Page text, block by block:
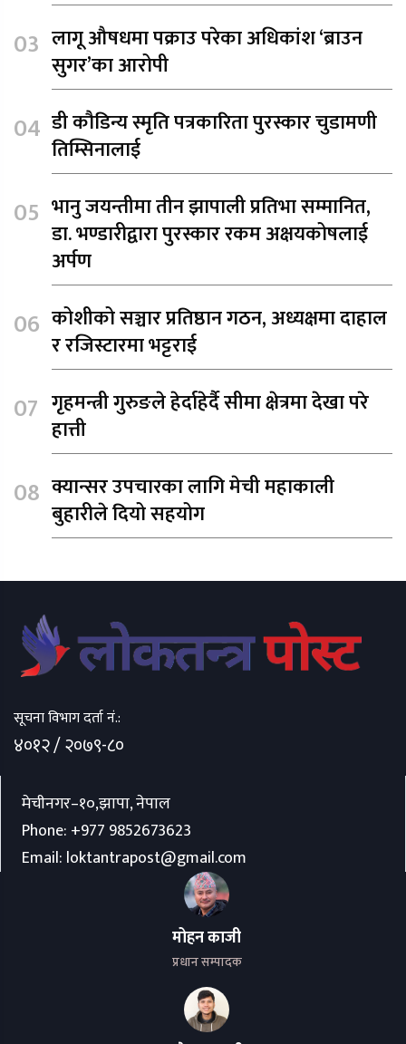
लागू औषधमा पक्राउ परेका अधिकांश ‘ब्राउन
सुगर’का आरोपी
डी कौडिन्य स्मृति पत्रकारिता पुरस्कार चुडामणी
तिम्सिनालाई
भानु जयन्तीमा तीन झापाली प्रतिभा सम्मानित,
डा. भण्डारीद्वारा पुरस्कार रकम अक्षयकोषलाई
अर्पण
कोशीको सञ्चार प्रतिष्ठान गठन, अध्यक्षमा दाहाल
र रजिस्टारमा भट्टराई
गृहमन्त्री गुरुङले हेर्दाहेर्दै सीमा क्षेत्रमा देखा परे
हात्ती
क्यान्सर उपचारका लागि मेची महाकाली
बुहारीले दियो सहयोग
सूचना विभाग दर्ता नं.:
४०१२ / २०७९-८०
मेचीनगर–१०,झापा, नेपाल
Phone: +977 9852673623
Email: loktantrapost@gmail.com
मोहन काजी
प्रधान सम्पादक